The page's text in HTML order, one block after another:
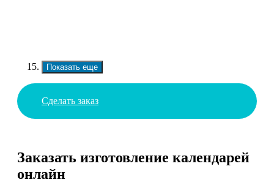
Показать еще
Сделать заказ
Заказать изготовление календарей
онлайн